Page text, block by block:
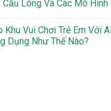
Lông Và Các Mô Hình
Khu Vui Chơi Trẻ Em Với
Dụng Như Thế Nào?